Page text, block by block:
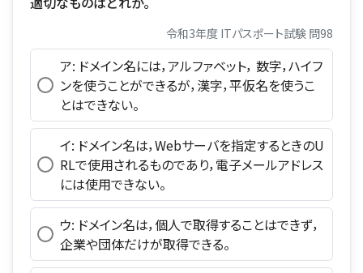
令和3年度 ITパスポート試験 問98
ア: ドメイン名には，アルファベット， 数字，ハイフ
ンを使うことができるが，漢字，平仮名を使うこ
とはできない。
イ: ドメイン名は，Webサーバを指定するときのU
RLで使用されるものであり，電子メールアドレス
には使用できない。
ウ: ドメイン名は，個人で取得することはできず，
企業や団体だけが取得できる。